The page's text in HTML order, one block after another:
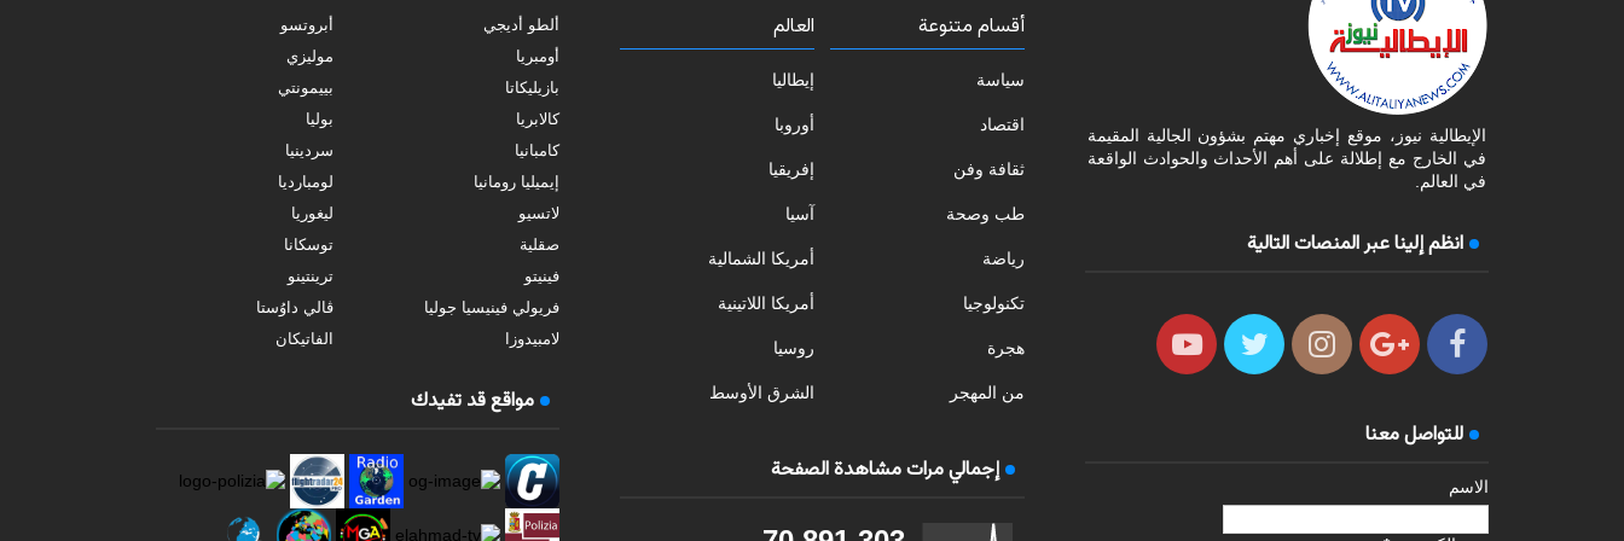
الإيطالية نيوز، موقع إخباري مهتم بشؤون الجالية المقيمة
في الخارج مع إطلالة على أهم الأحداث والحوادث الواقعة
في العالم.
انظم إلينا عبر المنصات التالية
للتواصل معنا
الاسم
أقسام متنوعة
سياسة
اقتصاد
ثقافة وفن
طب وصحة
رياضة
تكنولوجيا
هجرة
من المهجر
العالم
إيطاليا
أوروبا
إفريقيا
آسيا
أمريكا الشمالية
أمريكا اللاتينية
روسيا
الشرق الأوسط
إجمالي مرات مشاهدة الصفحة
ألطو أديجي
أبروتسو
أومبريا
موليزي
بازيليكاتا
بييمونتي
كالابريا
بوليا
كامبانيا
سردينيا
إيميليا رومانيا
لومبارديا
لاتسيو
ليغوريا
صقلية
توسكانا
فينيتو
ترينتينو
فريولي فينيسيا جوليا
ڤالي داوُستا
لامبيدوزا
الفاتيكان
مواقع قد تفيدك